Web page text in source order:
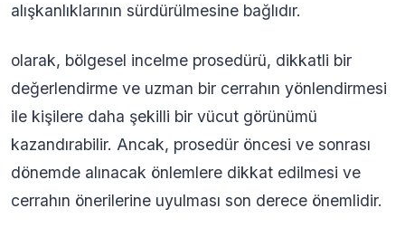
alışkanlıklarının sürdürülmesine bağlıdır.
olarak, bölgesel incelme prosedürü, dikkatli bir
değerlendirme ve uzman bir cerrahın yönlendirmesi
ile kişilere daha şekilli bir vücut görünümü
kazandırabilir. Ancak, prosedür öncesi ve sonrası
dönemde alınacak önlemlere dikkat edilmesi ve
cerrahın önerilerine uyulması son derece önemlidir.